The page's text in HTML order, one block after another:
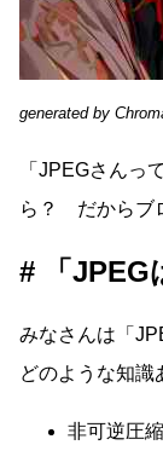
generated by
「JPEGさんっ
ら？ だからブ
「
みなさんは「
どのような知識
非可逆圧